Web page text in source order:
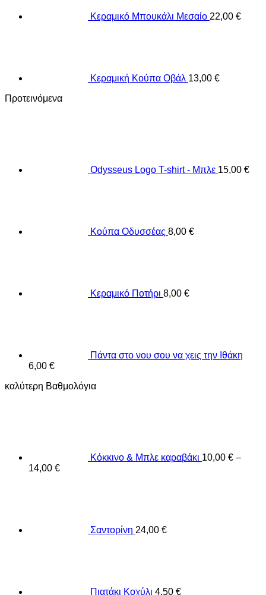
Κεραμικό Μπουκάλι Μεσαίο 22,00 €
Κεραμική Κούπα Οβάλ 13,00 €
Προτεινόμενα
Odysseus Logo T-shirt - Μπλε 15,00 €
Κούπα Οδυσσέας 8,00 €
Κεραμικό Ποτήρι 8,00 €
Πάντα στο νου σου να χεις την Ιθάκη
6,00 €
καλύτερη Βαθμολόγια
Κόκκινο & Μπλε καραβάκι 10,00 € –
14,00 €
Σαντορίνη 24,00 €
Πιατάκι Κοχύλι 4,50 €